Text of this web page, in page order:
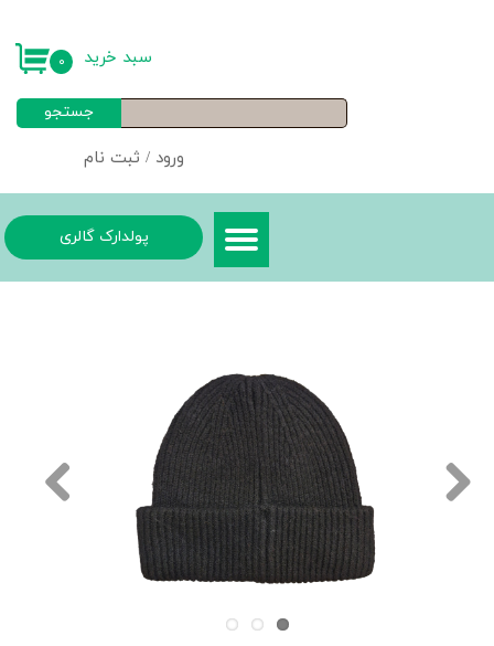
ورود / ثبت نام
خروج از حساب کاربری
جستجو
۰ سبد خرید
پولدارک گالری